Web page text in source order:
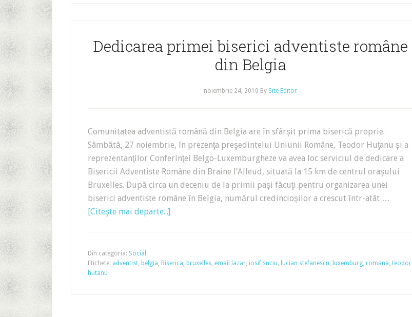
Dedicarea primei biserici adventiste române
din Belgia
noiembrie 24, 2010 By Site Editor
Comunitatea adventistă română din Belgia are în sfârşit prima biserică proprie.
Sâmbătă, 27 noiembrie, în prezenţa preşedintelui Uniunii Române, Teodor Huţanu şi a
reprezentanţilor Conferinţei Belgo-Luxemburgheze va avea loc serviciul de dedicare a
Bisericii Adventiste Române din Braine l’Alleud, situată la 15 km de centrul oraşului
Bruxelles. După circa un deceniu de la primii paşi făcuţi pentru organizarea unei
biserici adventiste române în Belgia, numărul credincioşilor a crescut într-atât …
[Citeşte mai departe...]
Din categoria: Social
Etichete: adventist, belgia, Biserica, bruxelles, email lazar, iosif suciu, lucian stefanescu, luxemburg, romana, teodor
hutanu